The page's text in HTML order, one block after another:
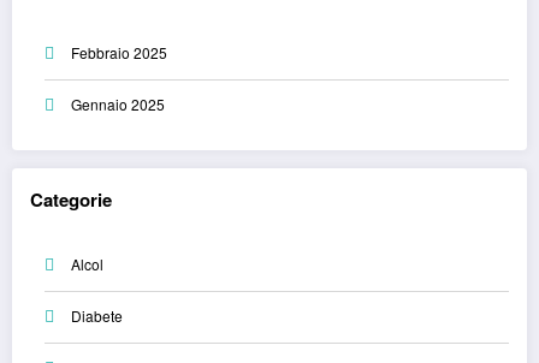
Febbraio 2025
Gennaio 2025
Categorie
Alcol
Diabete